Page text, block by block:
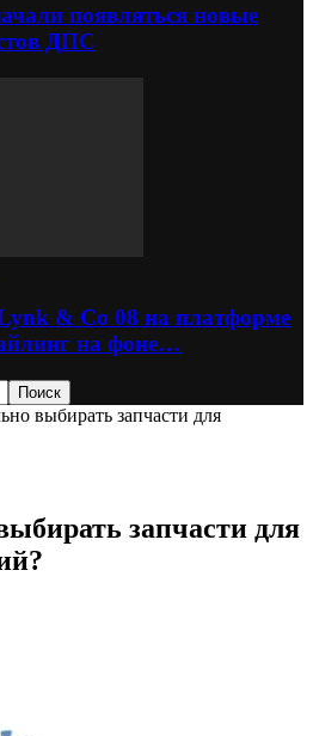
появляться новые
ДПС
& Co 08 на платформе
на фоне…
выбирать запчасти для
запчасти для